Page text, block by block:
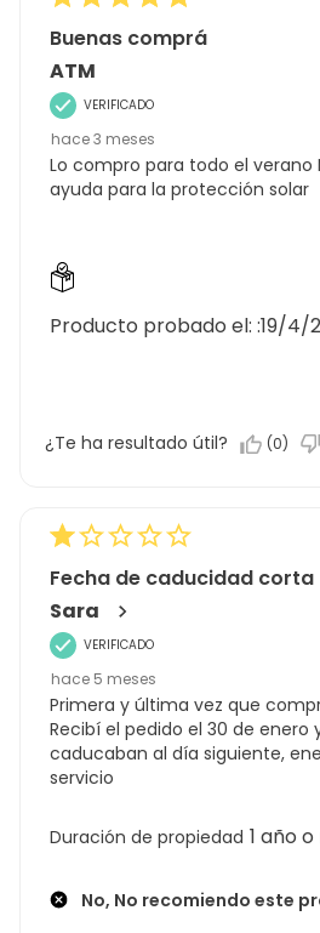
Buenas comprá
ATM
VERIFICADO
hace 3 meses
Lo compro para todo el
ayuda para la protección solar
Producto probado el: :19/4/
¿Te ha resultado útil? (0)
Fecha de caducidad corta
Sara
VERIFICADO
hace 5 meses
Primera y última vez que
Recibí el pedido el 30 de enero
caducaban al día siguiente,
servicio
Duración de propiedad 1 año
No, No recomiendo este